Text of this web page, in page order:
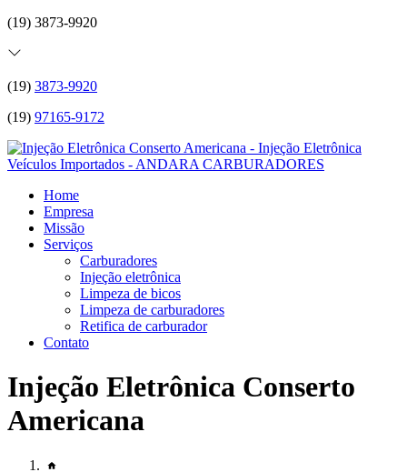
(19) 3873-9920
(19) 3873-9920
(19) 97165-9172
Home
Empresa
Missão
Serviços
Carburadores
Injeção eletrônica
Limpeza de bicos
Limpeza de carburadores
Retifica de carburador
Contato
Injeção Eletrônica Conserto
Americana